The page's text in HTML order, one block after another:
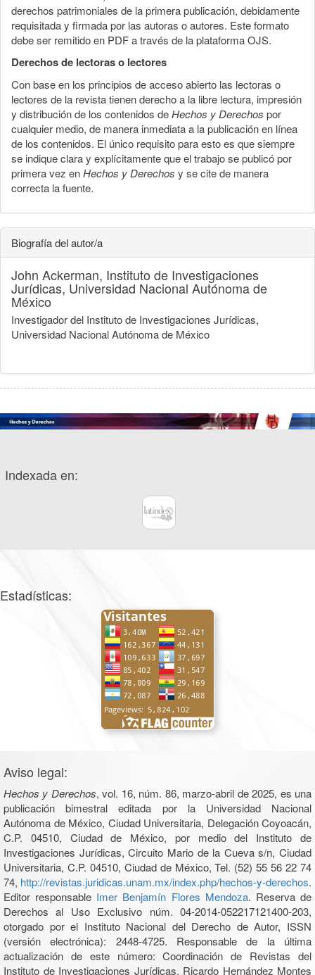
derechos patrimoniales de la primera publicación, debidamente
requisitada y firmada por las autoras o autores. Este formato
debe ser remitido en PDF a través de la plataforma OJS.
Derechos de lectoras o lectores
Con base en los principios de acceso abierto las lectoras o
lectores de la revista tienen derecho a la libre lectura, impresión
y distribución de los contenidos deHechos y Derechos por
cualquier medio, de manera inmediata a la publicación en línea
de los contenidos. El único requisito para esto es que siempre
se indique clara y explícitamente que el trabajo se publicó por
primera vez enHechos y Derechos y se cite de manera
correcta la fuente.
Biografía del autor/a
John Ackerman, Instituto de Investigaciones
Jurídicas, Universidad Nacional Autónoma de
México
Investigador del Instituto de Investigaciones Jurídicas,
Universidad Nacional Autónoma de México
Indexada en:
Estadísticas:
Aviso legal:
Hechos y Derechos, vol. 16, núm. 86, marzo-abril de 2025, es una
publicación bimestral editada por la Universidad Nacional
Autónoma de México, Ciudad Universitaria, Delegación Coyoacán,
C.P. 04510, Ciudad de México, por medio del Instituto de
Investigaciones Jurídicas, Circuito Mario de la Cueva s/n, Ciudad
Universitaria, C.P. 04510, Ciudad de México, Tel. (52) 55 56 22 74
74, http://revistas.juridicas.unam.mx/index.php/hechos-y-derechos.
Editor responsable Imer Benjamín Flores Mendoza. Reserva de
Derechos al Uso Exclusivo núm. 04-2014-052217121400-203,
otorgado por el Instituto Nacional del Derecho de Autor, ISSN
(versión electrónica): 2448-4725. Responsable de la última
actualización de este número: Coordinación de Revistas del
Instituto de Investigaciones Jurídicas, Ricardo Hernández Montes